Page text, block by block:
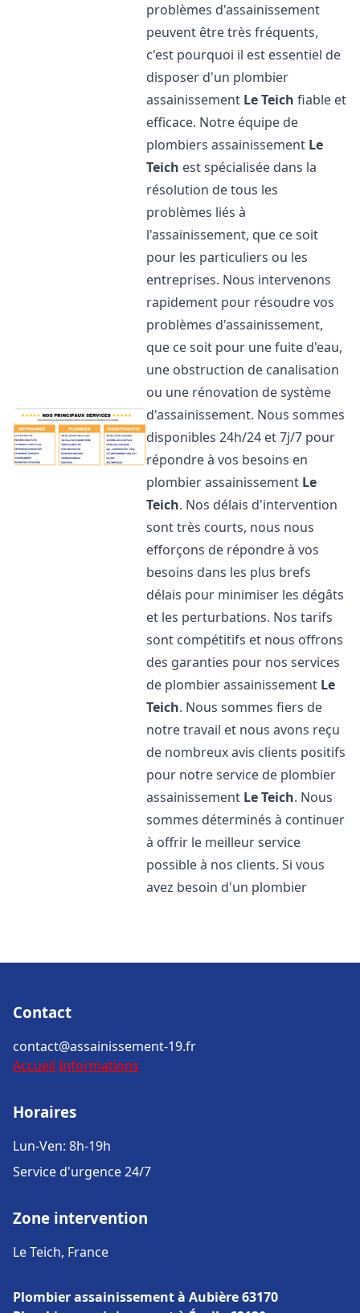
problèmes d'assainissement
peuvent être très fréquents,
c'est pourquoi il est essentiel de
disposer d'un plombier
assainissement Le Teich fiable et
efficace. Notre équipe de
plombiers assainissement Le
Teich est spécialisée dans la
résolution de tous les
problèmes liés à
l'assainissement, que ce soit
pour les particuliers ou les
entreprises. Nous intervenons
rapidement pour résoudre vos
problèmes d'assainissement,
que ce soit pour une fuite d'eau,
une obstruction de canalisation
ou une rénovation de système
d'assainissement. Nous sommes
disponibles 24h/24 et 7j/7 pour
répondre à vos besoins en
plombier assainissement Le
Teich. Nos délais d'intervention
sont très courts, nous nous
efforçons de répondre à vos
besoins dans les plus brefs
délais pour minimiser les dégâts
et les perturbations. Nos tarifs
sont compétitifs et nous offrons
des garanties pour nos services
de plombier assainissement Le
Teich. Nous sommes fiers de
notre travail et nous avons reçu
de nombreux avis clients positifs
pour notre service de plombier
assainissement Le Teich. Nous
sommes déterminés à continuer
à offrir le meilleur service
possible à nos clients. Si vous
avez besoin d'un plombier
Contact
contact@assainissement-19.fr
Accueil Informations
Horaires
Lun-Ven: 8h-19h
Service d'urgence 24/7
Zone intervention
Le Teich, France
Plombier assainissement à Aubière 63170